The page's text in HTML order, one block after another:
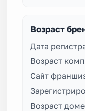
Возраст
Дата
Возраст
Сайт
Возраст